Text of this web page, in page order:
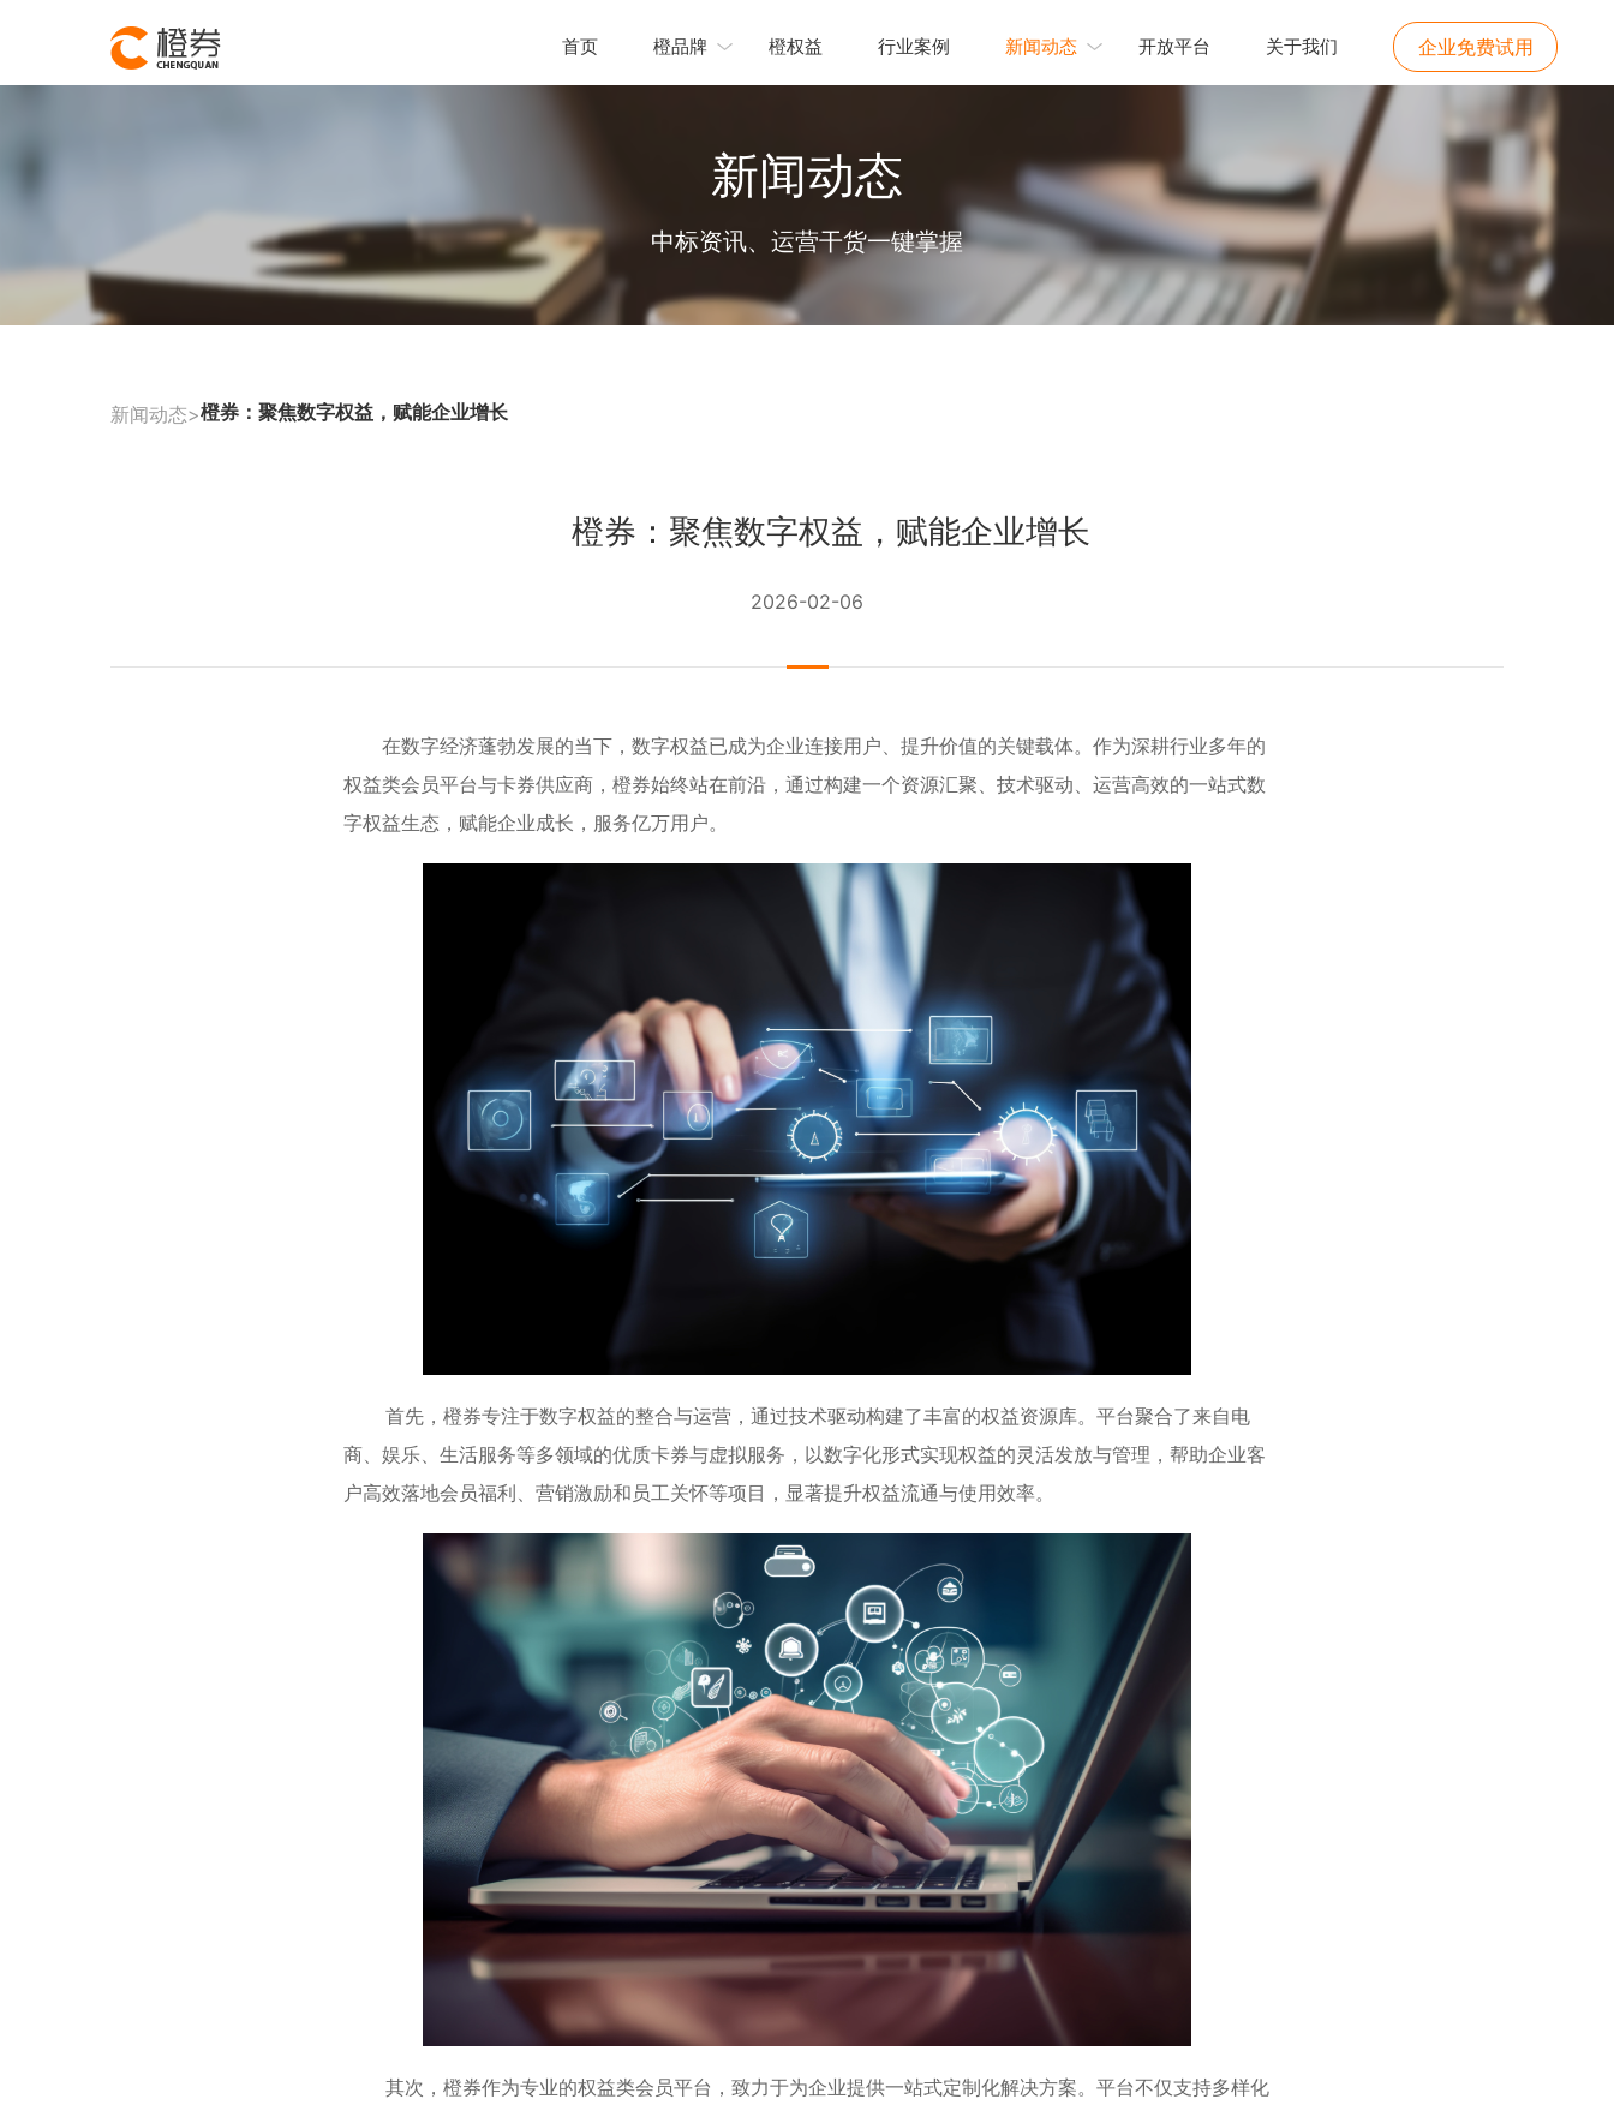
首页 橙品牌 橙权益 行业案例 新闻动态 开放平台 关于我们 企业免费试用
新闻动态
中标资讯、运营干货一键掌握
新闻动态>橙券：聚焦数字权益，赋能企业增长
橙券：聚焦数字权益，赋能企业增长
2026-02-06
在数字经济蓬勃发展的当下，数字权益已成为企业连接用户、提升价值的关键载体。作为深耕行业多年的
权益类会员平台与卡券供应商，橙券始终站在前沿，通过构建一个资源汇聚、技术驱动、运营高效的一站式数
字权益生态，赋能企业成长，服务亿万用户。
首先，橙券专注于数字权益的整合与运营，通过技术驱动构建了丰富的权益资源库。平台聚合了来自电
商、娱乐、生活服务等多领域的优质卡券与虚拟服务，以数字化形式实现权益的灵活发放与管理，帮助企业客
户高效落地会员福利、营销激励和员工关怀等项目，显著提升权益流通与使用效率。
其次，橙券作为专业的权益类会员平台，致力于为企业提供一站式定制化解决方案。平台不仅支持多样化